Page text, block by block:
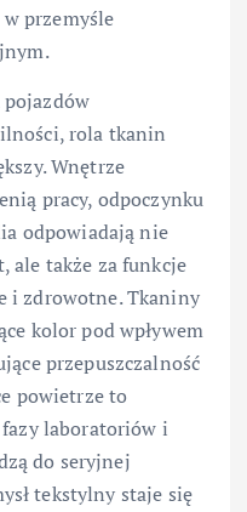
przemyśle
pojazdów
rola tkanin
Wnętrze
pracy, odpoczynku
odpowiadają nie
ale także za funkcje
i zdrowotne. Tkaniny
kolor pod wpływem
przepuszczalność
powietrze to
laboratoriów i
do seryjnej
tekstylny staje się